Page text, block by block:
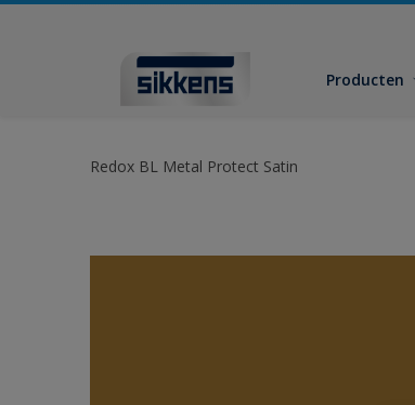
Producten
Redox BL Metal Protect Satin